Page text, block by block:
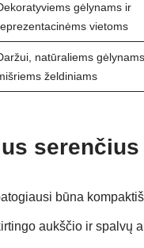
gėlynams ir
vietoms
natūraliems gėlynams,
želdiniams
serenčius
būna
aukščio ir spalvų